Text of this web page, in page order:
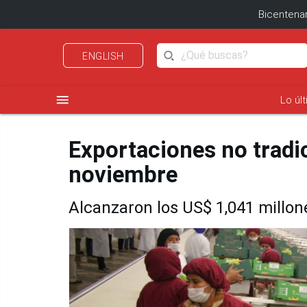
ENGLISH
menu Lo
Exportaciones no
noviembre
Alcanzaron los US$ 1,041